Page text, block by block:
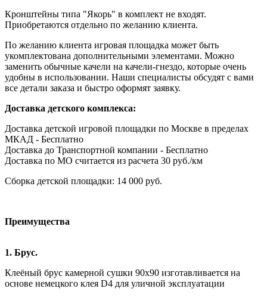
Кронштейны типа "Якорь" в комплект не входят.
Приобретаются отдельно по желанию клиента.
По желанию клиента игровая площадка может быть
укомплектована дополнительными элементами. Можно
заменить обычные качели на качели-гнездо, которые очень
удобны в использовании. Наши специалисты обсудят с вами
все детали заказа и быстро оформят заявку.
Доставка детского комплекса:
Доставка детской игровой площадки по Москве в пределах
МКАД - Бесплатно
Доставка до Транспортной компании - Бесплатно
Доставка по МО считается из расчета 30 руб./км
Сборка детской площадки: 14 000 руб.
Преимущества
1. Брус.
Клеёный брус камерной сушки 90х90 изготавливается на
основе немецкого клея D4 для уличной эксплуатации